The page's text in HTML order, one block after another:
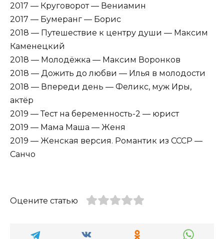
2017 — Круговорот — Вениамин
2017 — Бумеранг — Борис
2018 — Путешествие к центру души — Максим
Каменецкий
2018 — Молодёжка — Максим Воронков
2018 — Дожить до любви — Илья в молодости
2018 — Впереди день — Феликс, муж Иры,
актёр
2019 — Тест на беременность-2 — юрист
2019 — Мама Маша — Женя
2019 — Женская версия. Романтик из СССР —
Санчо
Оцените статью